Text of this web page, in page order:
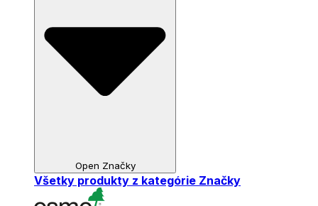
Open Značky
Všetky produkty z kategórie Značky